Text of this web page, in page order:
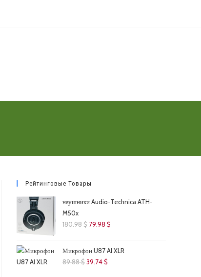
Рейтинговые Товары
наушники Audio-Technica ATH-
M50x
180.98$ Первоначальная
составляла
180.98 $.
79.98 $
79.98 $.
Микрофон U87 AI XLR
89.88$Первоначальная
39.74$